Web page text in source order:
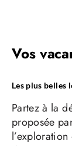
Vos
Les plus belles
Partez à la
proposée